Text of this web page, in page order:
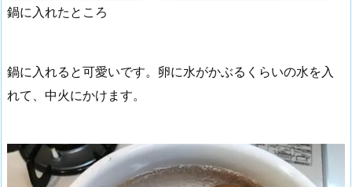
鍋に入れたところ
鍋に入れると可愛いです。卵に水がかぶるくらいの水を入
れて、中火にかけます。